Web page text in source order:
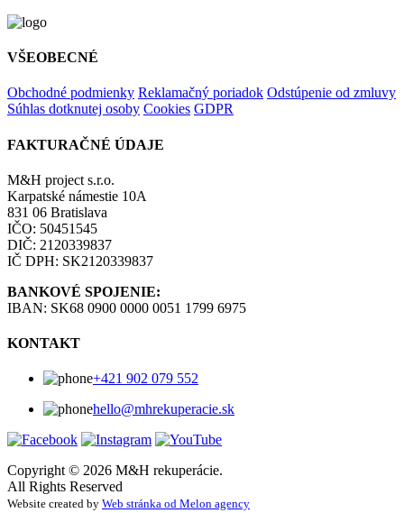
VŠEOBECNÉ
Obchodné podmienky Reklamačný poriadok Odstúpenie od zmluvy
Súhlas dotknutej osoby Cookies GDPR
FAKTURAČNÉ ÚDAJE
M&H project s.r.o.
Karpatské námestie 10A
831 06 Bratislava
IČO: 50451545
DIČ: 2120339837
IČ DPH: SK2120339837
BANKOVÉ SPOJENIE:
IBAN: SK68 0900 0000 0051 1799 6975
KONTAKT
+421 902 079 552
hello@mhrekuperacie.sk
Copyright © 2026 M&H rekuperácie.
All Rights Reserved
Website created by Web stránka od Melon agency